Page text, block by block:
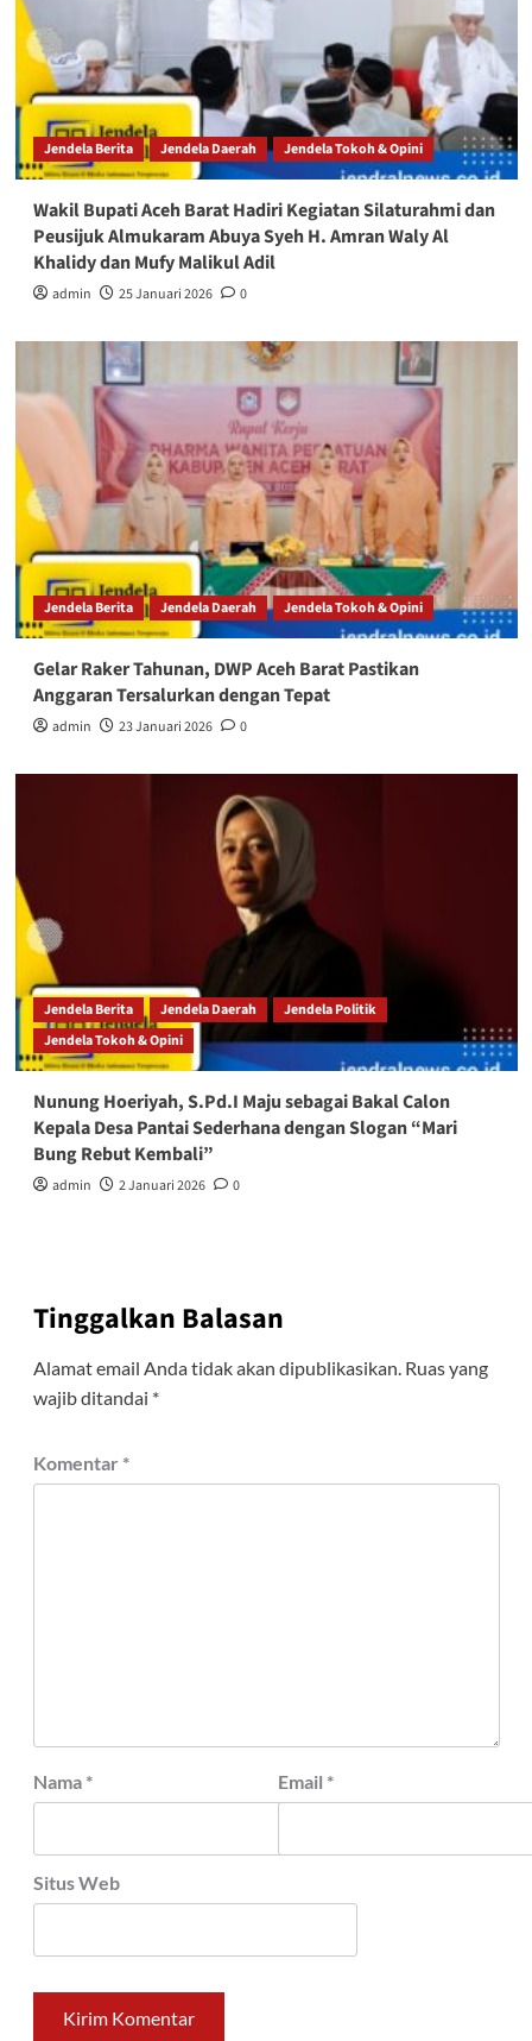
Jendela Berita Jendela Daerah Jendela Tokoh & Opini
Wakil Bupati Aceh Barat Hadiri Kegiatan Silaturahmi dan
Peusijuk Almukaram Abuya Syeh H. Amran Waly Al
Khalidy dan Mufy Malikul Adil
admin 25 Januari 2026 0
Jendela Berita Jendela Daerah Jendela Tokoh & Opini
Gelar Raker Tahunan, DWP Aceh Barat Pastikan
Anggaran Tersalurkan dengan Tepat
admin 23 Januari 2026 0
Jendela Berita Jendela Daerah
Jendela Politik
Jendela Tokoh & Opini
Nunung Hoeriyah, S.Pd.I Maju sebagai Bakal Calon
Kepala Desa Pantai Sederhana dengan Slogan “Mari
Bung Rebut Kembali”
admin 2 Januari 2026 0
Tinggalkan Balasan
Alamat email Anda tidak akan dipublikasikan. Ruas yang
wajib ditandai *
Komentar *
Nama * Email *
Situs Web